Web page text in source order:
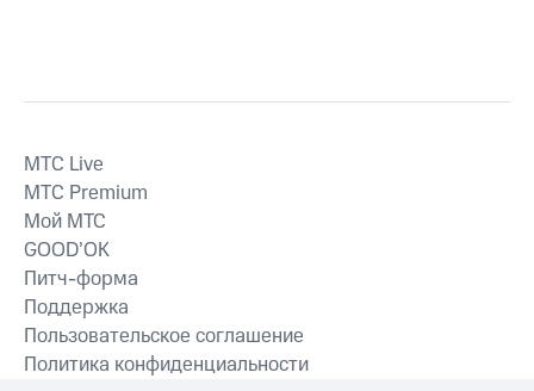
MTС Live
MTС Premium
Мой МТС
GOOD’OK
Питч-форма
Поддержка
Пользовательское соглашение
Политика конфиденциальности